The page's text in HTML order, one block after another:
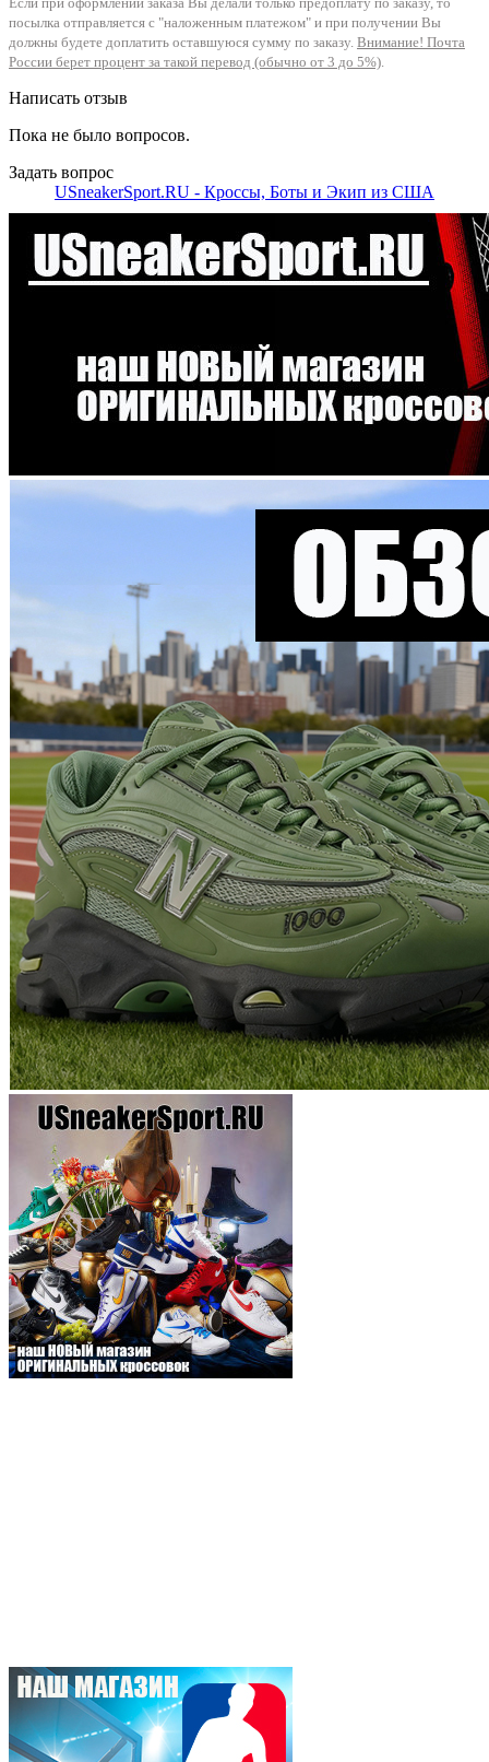
посылка отправляется с "наложенным платежом" и при получении Вы
должны будете доплатить оставшуюся сумму по заказу. Внимание! Почта
России берет процент за такой перевод (обычно от 3 до 5%).
Написать отзыв
Пока не было вопросов.
Задать вопрос
USneakerSport.RU - Кроссы, Боты и Экип из США